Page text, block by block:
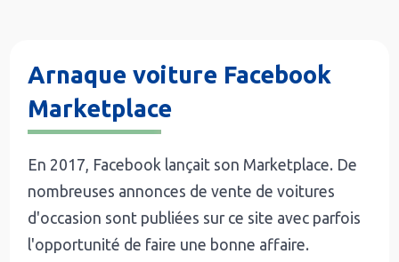
Arnaque voiture Facebook
Marketplace
En 2017, Facebook lançait son Marketplace. De
nombreuses annonces de vente de voitures
d'occasion sont publiées sur ce site avec parfois
l'opportunité de faire une bonne affaire.